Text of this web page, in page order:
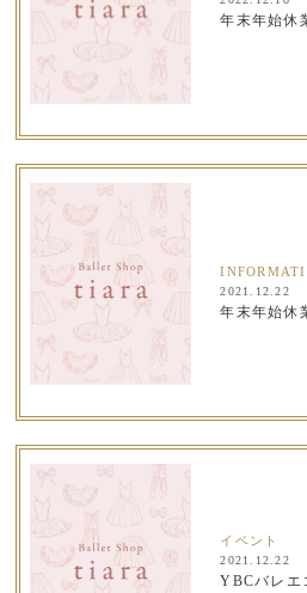
年末年始休
2021.12.22
年末年始休
イベント
2021.12.22
YBCバレエ